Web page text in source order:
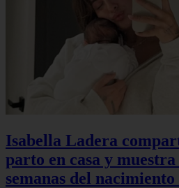
Isabella Ladera
parto en casa y
semanas del